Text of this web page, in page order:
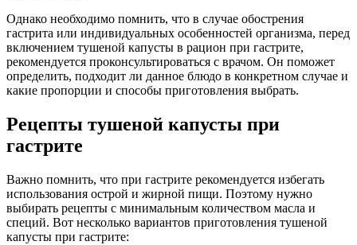
Однако необходимо помнить, что в случае обострения
гастрита или индивидуальных особенностей организма, перед
включением тушеной капусты в рацион при гастрите,
рекомендуется проконсультироваться с врачом. Он поможет
определить, подходит ли данное блюдо в конкретном случае и
какие пропорции и способы приготовления выбрать.
Рецепты тушеной капусты при
гастрите
Важно помнить, что при гастрите рекомендуется избегать
использования острой и жирной пищи. Поэтому нужно
выбирать рецепты с минимальным количеством масла и
специй. Вот несколько вариантов приготовления тушеной
капусты при гастрите: